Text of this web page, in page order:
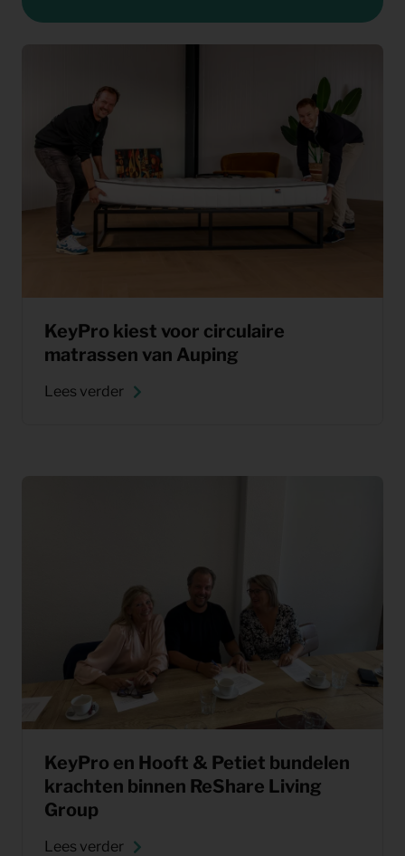
KeyPro kiest voor circulaire
matrassen van Auping
Lees verder
KeyPro en Hooft & Petiet bundelen
krachten binnen ReShare Living
Group
Lees verder